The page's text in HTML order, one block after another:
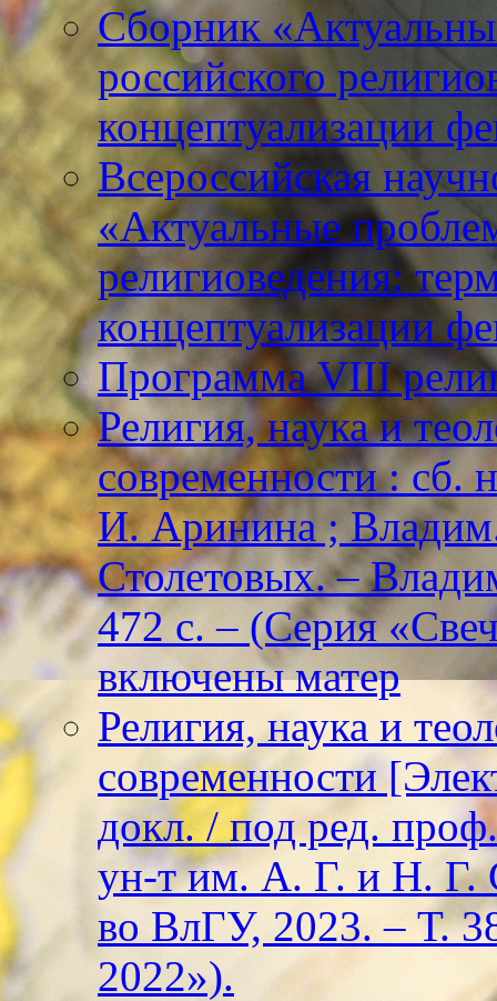
Сборник
российского
концептуализации
Всероссийская
«Актуальные
религиоведения:
концептуализации
Программа VIII
Религия, наука и
современности : сб.
И. Аринина ;
Столетовых. –
472 с. – (Серия
включены матер
Религия, наука и
современности
докл. / под ред.
ун-т им. А. Г. и Н. Г.
во ВлГУ, 2023. – Т.
2022»).